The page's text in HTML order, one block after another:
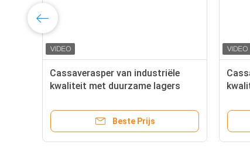
Cassaverasper van industriële
kwaliteit met duurzame lagers
verwerking van knolzetmeel
Beste Prijs